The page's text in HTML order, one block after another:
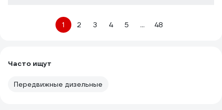
1 2 3 4 5 ... 48
Часто ищут
Передвижные дизельные